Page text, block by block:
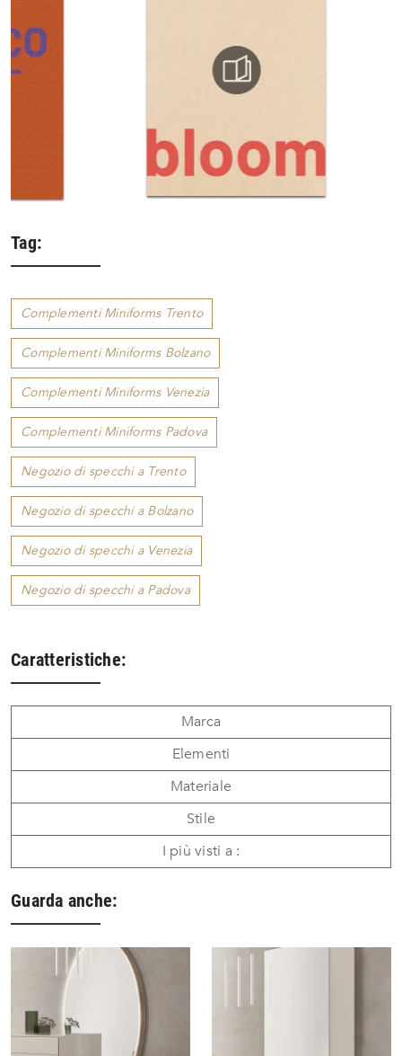
Tag:
Complementi Miniforms Trento
Complementi Miniforms Bolzano
Complementi Miniforms Venezia
Complementi Miniforms Padova
Negozio di specchi a Trento
Negozio di specchi a Bolzano
Negozio di specchi a Venezia
Negozio di specchi a Padova
Caratteristiche:
Marca
Elementi
Materiale
Stile
I più visti a :
Guarda anche: